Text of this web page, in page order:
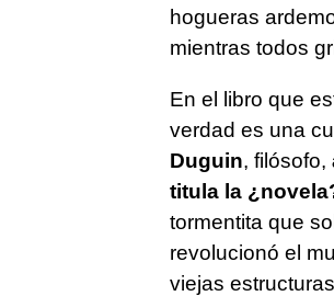
hogueras
mientras todos
En el libro que
verdad es una
Duguin, filósofo,
titula la
tormentita que
revolucionó el
viejas